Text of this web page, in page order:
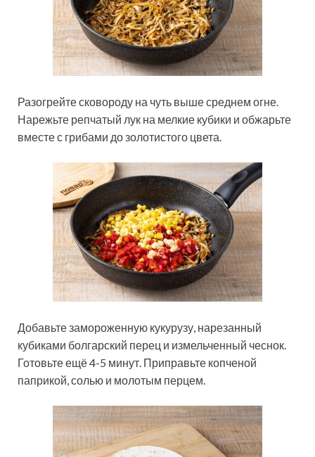
Разогрейте сковороду на чуть выше среднем огне.
Нарежьте репчатый лук на мелкие кубики и обжарьте
вместе с грибами до золотистого цвета.
Добавьте замороженную кукурузу, нарезанный
кубиками болгарский перец и измельченный чеснок.
Готовьте ещё 4-5 минут. Приправьте копченой
паприкой, солью и молотым перцем.